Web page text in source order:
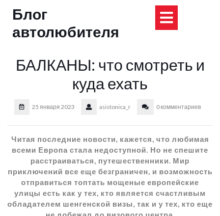
Блог
автолюбителя
БАЛКАНЫ: что смотреть и
куда ехать
25 января 2023 asistonica_r 0 комментариев
Читая последние новости, кажется, что любимая
всеми Европа стала недоступной. Но не спешите
расстраиваться, путешественники. Мир
приключений все еще безграничен, и возможность
отправиться топтать мощеные европейские
улицы есть как у тех, кто является счастливым
обладателем шенгенской визы, так и у тех, кто еще